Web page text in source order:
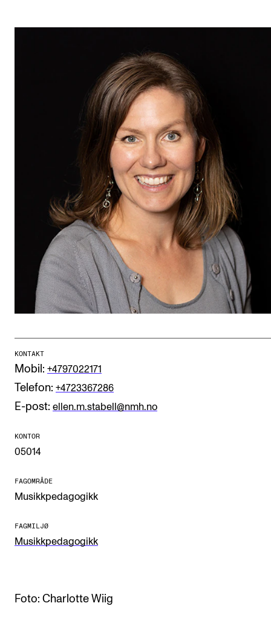
Talentutvikling
Søknad og opptak
Studentutvalet SUT (student.nmh.no)
FORSKNING
CREMAH
NordART
Prosjekter
INTERNASJONALT
Samarbeidsprosjekter
IN.TUNE
AKTUELT
Arrangementer og konserter
Ledige stillinger
KONTAKT
Mobil: +4797022171
Telefon: +4723367286
E-post: ellen.m.stabell@nmh.no
KONTOR
05014
FAGOMRÅDE
Musikkpedagogikk
FAGMILJØ
Musikkpedagogikk
Foto: Charlotte Wiig